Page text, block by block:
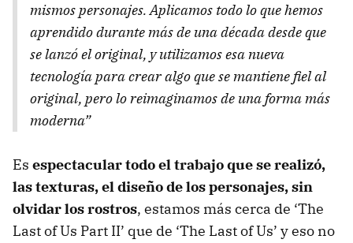
mismos personajes. Aplicamos todo lo que hemos
aprendido durante más de una década desde que
se lanzó el original, y utilizamos esa nueva
tecnología para crear algo que se mantiene fiel al
original, pero lo reimaginamos de una forma más
moderna”
Es espectacular todo el trabajo que se realizó,
las texturas, el diseño de los personajes, sin
olvidar los rostros, estamos más cerca de ‘The
Last of Us Part II’ que de ‘The Last of Us’ y eso no